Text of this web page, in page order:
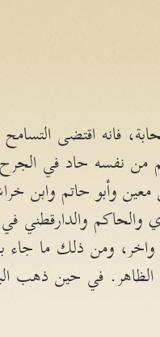
فانه اقتضى
من نفسه حاد في
وأبو حاتم وابن
والحاكم والدارقطني
ومن ذلك ما جاء
الظاهر. في حين ذهب